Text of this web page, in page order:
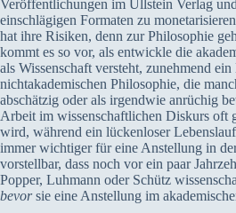
Veröffentlichungen im Ullstein Verlag
einschlägigen Formaten zu
hat ihre Risiken, denn zur Philosophie
kommt es so vor, als entwickle die
als Wissenschaft versteht, zunehmend
nichtakademischen Philosophie, die
abschätzig oder als irgendwie anrüchig
Arbeit im wissenschaftlichen Diskurs oft
wird, während ein lückenloser
immer wichtiger für eine Anstellung in
vorstellbar, dass noch vor ein paar
Popper, Luhmann oder Schütz
bevorsie eine Anstellung im